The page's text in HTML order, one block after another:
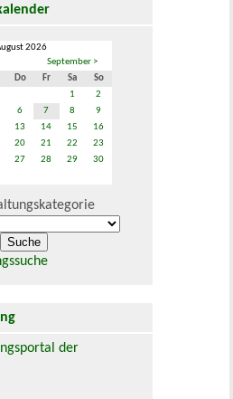
2026
September >
Do Fr Sa
So
1
2
6 7 8
9
13 14 15
16
20 21 22
23
27 28 29
30
der